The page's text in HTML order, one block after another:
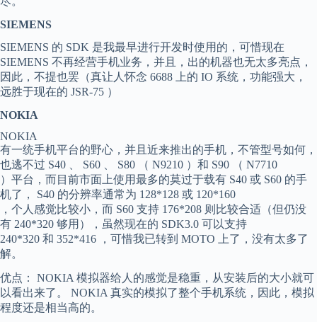
SIEMENS
SIEMENS 的 SDK 是我最早进行开发时使用的，可惜现在
SIEMENS 不再经营手机业务，并且，出的机器也无太多亮点，
因此，不提也罢（真让人怀念 6688 上的 IO 系统，功能强大，
远胜于现在的 JSR-75 ）
NOKIA
NOKIA
有一统手机平台的野心，并且近来推出的手机，不管型号如何，
也逃不过 S40 、 S60 、 S80 （ N9210 ）和 S90 （ N7710
）平台，而目前市面上使用最多的莫过于载有 S40 或 S60 的手
机了， S40 的分辨率通常为 128*128 或 120*160
，个人感觉比较小，而 S60 支持 176*208 则比较合适（但仍没
有 240*320 够用），虽然现在的 SDK3.0 可以支持
240*320 和 352*416 ，可惜我已转到 MOTO 上了，没有太多了
解。
优点： NOKIA 模拟器给人的感觉是稳重，从安装后的大小就可
以看出来了。 NOKIA 真实的模拟了整个手机系统，因此，模拟
程度还是相当高的。